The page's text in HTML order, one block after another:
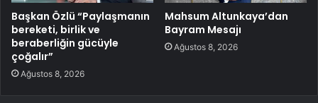
Başkan Özlü “Paylaşmanın
bereketi, birlik ve
beraberliğin gücüyle
çoğalır”
Ağustos 8, 2026
Mahsum Altunkaya’dan
Bayram Mesajı
Ağustos 8, 2026